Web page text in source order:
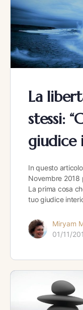
La
stessi:
giudice
In questo
Novembre 2018
La prima cosa
tuo giudice
Miryam
01/11/